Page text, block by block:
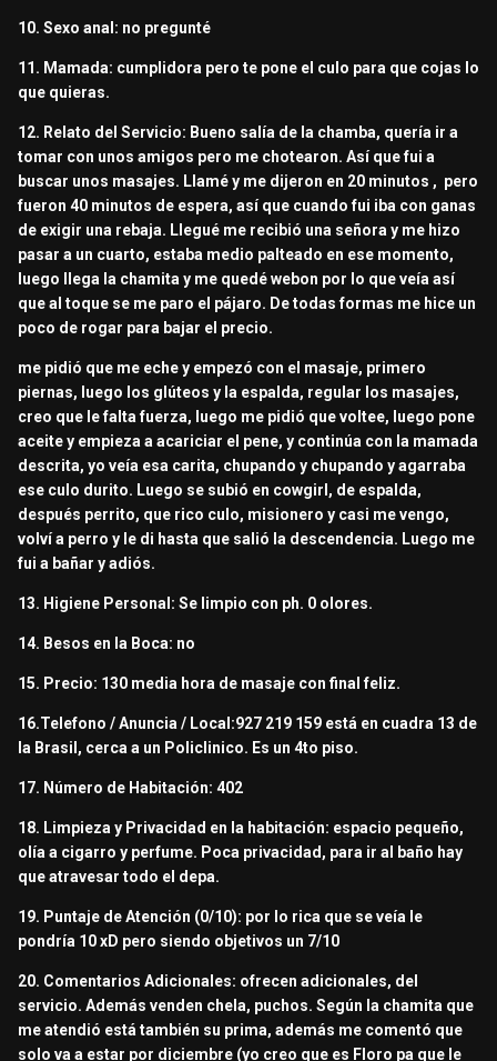
10. Sexo anal: no pregunté
11. Mamada: cumplidora pero te pone el culo para que cojas lo
que quieras.
12. Relato del Servicio: Bueno salía de la chamba, quería ir a
tomar con unos amigos pero me chotearon. Así que fui a
buscar unos masajes. Llamé y me dijeron en 20 minutos , pero
fueron 40 minutos de espera, así que cuando fui iba con ganas
de exigir una rebaja. Llegué me recibió una señora y me hizo
pasar a un cuarto, estaba medio palteado en ese momento,
luego llega la chamita y me quedé webon por lo que veía así
que al toque se me paro el pájaro. De todas formas me hice un
poco de rogar para bajar el precio.
me pidió que me eche y empezó con el masaje, primero
piernas, luego los glúteos y la espalda, regular los masajes,
creo que le falta fuerza, luego me pidió que voltee, luego pone
aceite y empieza a acariciar el pene, y continúa con la mamada
descrita, yo veía esa carita, chupando y chupando y agarraba
ese culo durito. Luego se subió en cowgirl, de espalda,
después perrito, que rico culo, misionero y casi me vengo,
volví a perro y le di hasta que salió la descendencia. Luego me
fui a bañar y adiós.
13. Higiene Personal: Se limpio con ph. 0 olores.
14. Besos en la Boca: no
15. Precio: 130 media hora de masaje con final feliz.
16.Telefono / Anuncia / Local:927 219 159 está en cuadra 13 de
la Brasil, cerca a un Policlinico. Es un 4to piso.
17. Número de Habitación: 402
18. Limpieza y Privacidad en la habitación: espacio pequeño,
olía a cigarro y perfume. Poca privacidad, para ir al baño hay
que atravesar todo el depa.
19. Puntaje de Atención (0/10): por lo rica que se veía le
pondría 10 xD pero siendo objetivos un 7/10
20. Comentarios Adicionales: ofrecen adicionales, del
servicio. Además venden chela, puchos. Según la chamita que
me atendió está también su prima, además me comentó que
solo va a estar por diciembre (yo creo que es Floro pa que le